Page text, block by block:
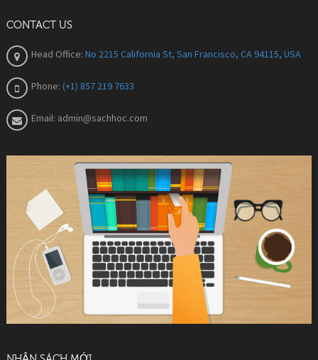
CONTACT US
Head Office: No 2215 California St, San Francisco, CA 94115, USA
Phone: (+1) 857 219 7633
Email: admin@sachhoc.com